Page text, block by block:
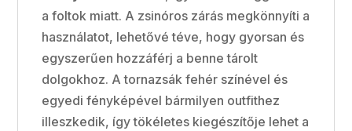
a foltok miatt. A zsinóros zárás megkönnyíti a
használatot, lehetővé téve, hogy gyorsan és
egyszerűen hozzáférj a benne tárolt
dolgokhoz. A tornazsák fehér színével és
egyedi fényképével bármilyen outfithez
illeszkedik, így tökéletes kiegészítője lehet a